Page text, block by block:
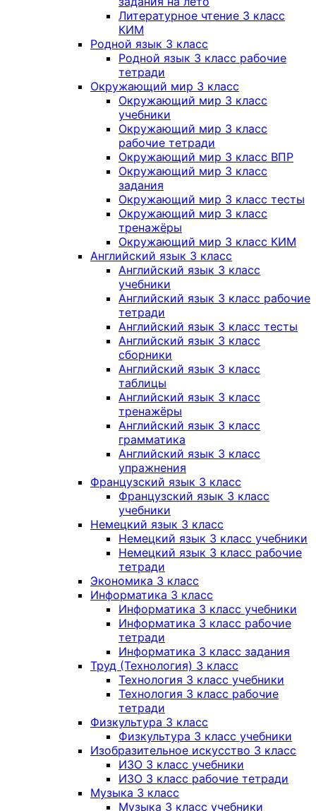
Литературное чтение 3 класс
КИМ
Родной язык 3 класс
Родной язык 3 класс рабочие
тетради
Окружающий мир 3 класс
Окружающий мир 3 класс
учебники
Окружающий мир 3 класс
рабочие тетради
Окружающий мир 3 класс ВПР
Окружающий мир 3 класс
задания
Окружающий мир 3 класс тесты
Окружающий мир 3 класс
тренажёры
Окружающий мир 3 класс КИМ
Английский язык 3 класс
Английский язык 3 класс
учебники
Английский язык 3 класс рабочие
тетради
Английский язык 3 класс тесты
Английский язык 3 класс
сборники
Английский язык 3 класс
таблицы
Английский язык 3 класс
тренажёры
Английский язык 3 класс
грамматика
Английский язык 3 класс
упражнения
Французский язык 3 класс
Французский язык 3 класс
учебники
Немецкий язык 3 класс
Немецкий язык 3 класс учебники
Немецкий язык 3 класс рабочие
тетради
Экономика 3 класс
Информатика 3 класс
Информатика 3 класс учебники
Информатика 3 класс рабочие
тетради
Информатика 3 класс задания
Труд (Технология) 3 класс
Технология 3 класс учебники
Технология 3 класс рабочие
тетради
Физкультура 3 класс
Физкультура 3 класс учебники
Изобразительное искусство 3 класс
ИЗО 3 класс учебники
ИЗО 3 класс рабочие тетради
Музыка 3 класс
Музыка 3 класс учебники